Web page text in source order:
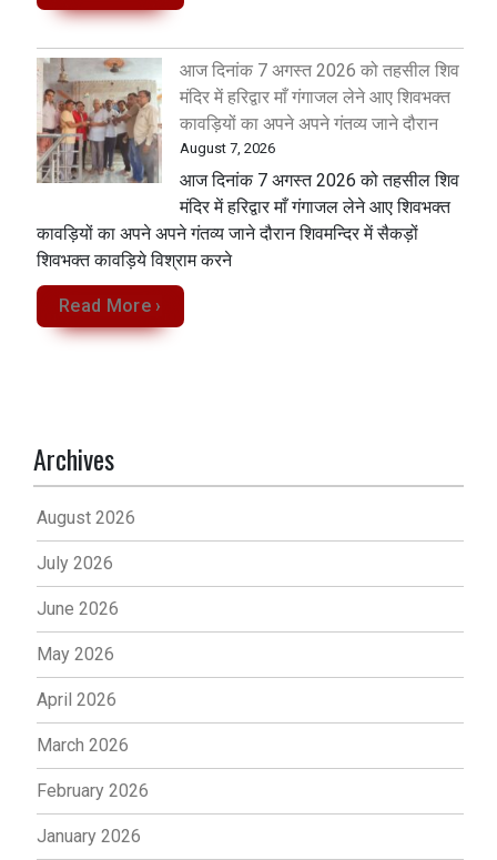
आज दिनांक 7 अगस्त 2026 को तहसील शिव
मंदिर में हरिद्वार माँ गंगाजल लेने आए शिवभक्त
कावड़ियों का अपने अपने गंतव्य जाने दौरान
August 7, 2026
आज दिनांक 7 अगस्त 2026 को तहसील शिव
मंदिर में हरिद्वार माँ गंगाजल लेने आए शिवभक्त
कावड़ियों का अपने अपने गंतव्य जाने दौरान शिवमन्दिर में सैकड़ों
शिवभक्त कावड़िये विश्राम करने
Read More ›
Archives
August 2026
July 2026
June 2026
May 2026
April 2026
March 2026
February 2026
January 2026